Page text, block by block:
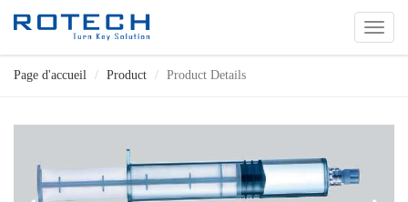
切
换
Page d'accueil Product Product Details